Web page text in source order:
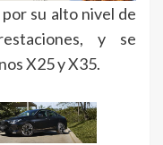
su alto nivel de
y se
X25 y X35.